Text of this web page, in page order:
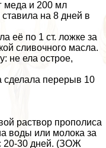
меда и 200 мл
на 8 дней в
её по 1 ст. ложке за
сливочного масла.
не ела острое,
сделала перерыв 10
раствор прополиса
воды или молока за
20-30 дней. (ЗОЖ